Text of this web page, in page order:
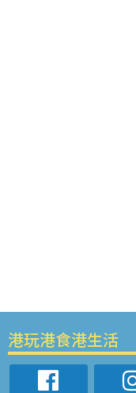
港玩港食港生活